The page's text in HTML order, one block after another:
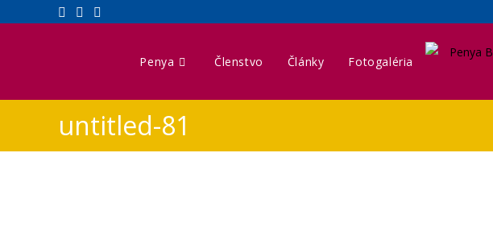
Penya Členstvo Články Fotogaléria
untitled-81